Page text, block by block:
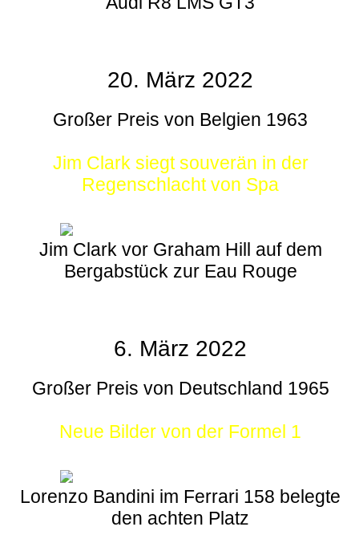
20. März 2022
Großer Preis von Belgien 1963
Jim Clark siegt souverän in der
Regenschlacht von Spa
Jim Clark vor Graham Hill auf dem
Bergabstück zur Eau Rouge
6. März 2022
Großer Preis von Deutschland 1965
Neue Bilder von der Formel 1
Lorenzo Bandini im Ferrari 158 belegte
den achten Platz